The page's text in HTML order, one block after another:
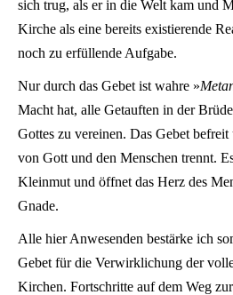
sich trug, als er in die Welt kam und
Kirche als eine bereits existierende
noch zu erfüllende Aufgabe.
Nur durch das Gebet ist wahre »
Macht hat, alle Getauften in der
Gottes zu vereinen. Das Gebet
von Gott und den Menschen trennt.
Kleinmut und öffnet das Herz des
Gnade.
Alle hier Anwesenden bestärke ich
Gebet für die Verwirklichung der
Kirchen. Fortschritte auf dem Weg